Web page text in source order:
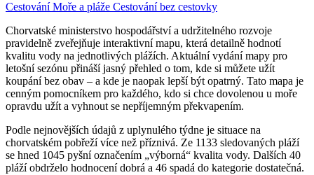
CestováníMoře a pláže Cestování bez cestovky
Chorvatské ministerstvo hospodářství a udržitelného rozvoje
pravidelně zveřejňuje interaktivní mapu, která detailně hodnotí
kvalitu vody na jednotlivých plážích. Aktuální vydání mapy pro
letošní sezónu přináší jasný přehled o tom, kde si můžete užít
koupání bez obav – a kde je naopak lepší být opatrný. Tato mapa je
cenným pomocníkem pro každého, kdo si chce dovolenou u moře
opravdu užít a vyhnout se nepříjemným překvapením.
Podle nejnovějších údajů z uplynulého týdne je situace na
chorvatském pobřeží více než příznivá. Ze 1133 sledovaných pláží
se hned 1045 pyšní označením „výborná“ kvalita vody. Dalších 40
pláží obdrželo hodnocení dobrá a 46 spadá do kategorie dostatečná.